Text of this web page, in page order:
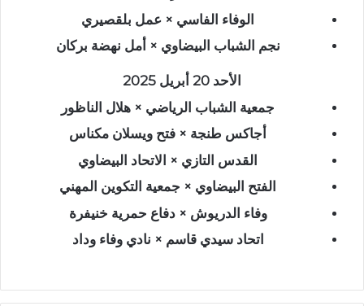
الوفاء الفاسي × عمل بلقصيري
نجم الشباب البيضاوي × أمل نهضة بركان
الأحد 20 أبريل 2025
جمعية الشباب الرياضي × هلال الناظور
أجاكس طنجة × فتح ويسلان مكناس
القدس التازي × الاتحاد البيضاوي
الفتح البيضاوي × جمعية التكوين المهني
وفاء الدريوش × دفاع حمرية خنيفرة
اتحاد سيدي قاسم × نادي وفاء وداد